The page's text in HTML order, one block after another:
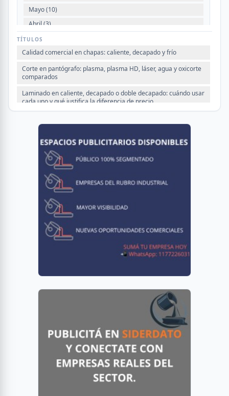
Mayo (10)
Abril (3)
Marzo (1)
Febrero (2)
2025
VER TODOS
TÍTULOS
Calidad comercial en chapas: caliente, decapado y frío
Corte en pantógrafo: plasma, plasma HD, láser, agua y oxicorte
comparados
Laminado en caliente, decapado o doble decapado: cuándo usar
cada uno y qué justifica la diferencia de precio
mm de espesor
Corte por guillotina: principio de funcionamiento y aplicaciones en
Chapas antidesgaste: cómo leer la dureza Brinell 400, 450 y 500
Oxicorte con pantógrafo: principio, alcances y límites
Plegado CNC: entre la automatización y la necesidad de operarios
altamente calificados
Corte láser en acero: precisión, zonas afectadas y decisión de
inversión para pymes metalúrgicas
Normas IRAM y ASTM: qué falta para alinear la calidad local a la